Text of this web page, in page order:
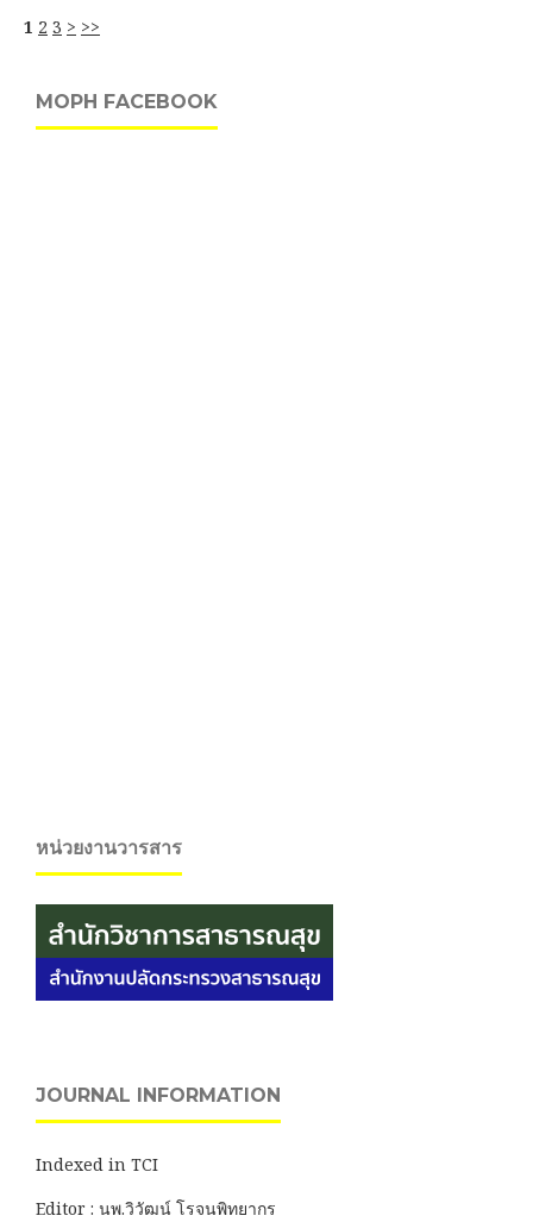
1 2 3 > >>
MOPH FACEBOOK
หน่วยงานวารสาร
JOURNAL INFORMATION
Indexed in TCI
Editor : นพ.วิวัฒน์ โรจนพิทยากร